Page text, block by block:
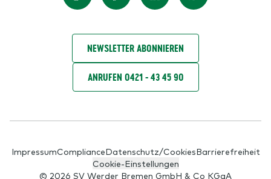
NEWSLETTER ABONNIEREN
ANRUFEN 0421 - 43 45 90
ImpressumComplianceDatenschutz/CookiesBarrierefreiheit
Cookie-Einstellungen
© 2026 SV Werder Bremen GmbH & Co KGaA